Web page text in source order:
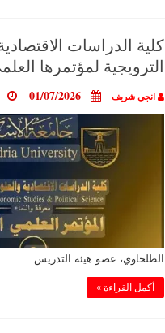
كلية الدراسات
الترويجية لمؤتمرها
انجي شريف
الطلخاوي، عضو هيئة التدريس …
أكمل القراءة »